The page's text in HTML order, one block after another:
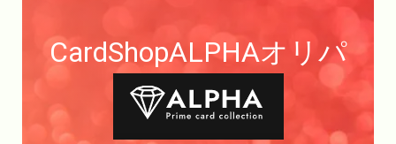
CardShopALPHAオリパ